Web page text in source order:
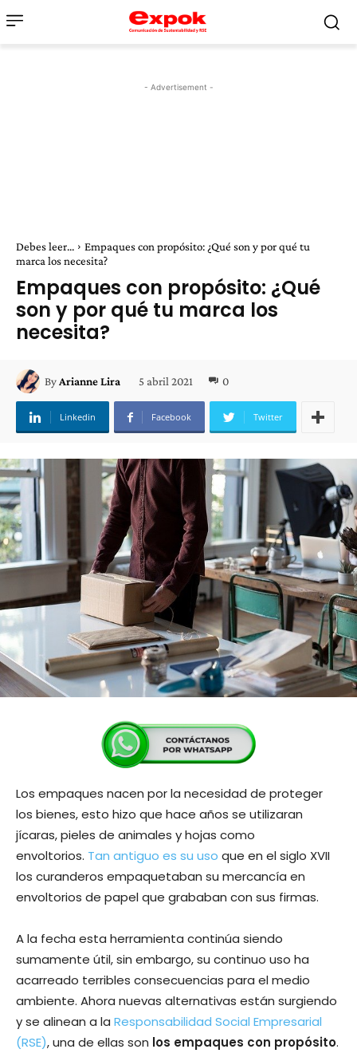
- Advertisement -
Debes leer...
Empaques con propósito: ¿Qué son y por qué tu
marca los necesita?
Empaques con propósito: ¿Qué
son y por qué tu marca los
necesita?
By Arianne Lira 5 abril 2021 0
Linkedin Facebook Twitter
Los empaques nacen por la necesidad de proteger
los bienes, esto hizo que hace años se utilizaran
jícaras, pieles de animales y hojas como
envoltorios. Tan antiguo es su uso que en el siglo XVII
los curanderos empaquetaban su mercancía en
envoltorios de papel que grababan con sus firmas.
A la fecha esta herramienta continúa siendo
sumamente útil, sin embargo, su continuo uso ha
acarreado terribles consecuencias para el medio
ambiente. Ahora nuevas alternativas están surgiendo
y se alinean a la Responsabilidad Social Empresarial
(RSE), una de ellas son los empaques con propósito.